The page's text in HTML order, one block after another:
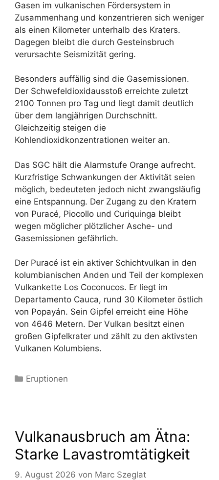
Gasen im vulkanischen Fördersystem in
Zusammenhang und konzentrieren sich weniger
als einen Kilometer unterhalb des Kraters.
Dagegen bleibt die durch Gesteinsbruch
verursachte Seismizität gering.
Besonders auffällig sind die Gasemissionen.
Der Schwefeldioxidausstoß erreichte zuletzt
2100 Tonnen pro Tag und liegt damit deutlich
über dem langjährigen Durchschnitt.
Gleichzeitig steigen die
Kohlendioxidkonzentrationen weiter an.
Das SGC hält die Alarmstufe Orange aufrecht.
Kurzfristige Schwankungen der Aktivität seien
möglich, bedeuteten jedoch nicht zwangsläufig
eine Entspannung. Der Zugang zu den Kratern
von Puracé, Piocollo und Curiquinga bleibt
wegen möglicher plötzlicher Asche- und
Gasemissionen gefährlich.
Der Puracé ist ein aktiver Schichtvulkan in den
kolumbianischen Anden und Teil der komplexen
Vulkankette Los Coconucos. Er liegt im
Departamento Cauca, rund 30 Kilometer östlich
von Popayán. Sein Gipfel erreicht eine Höhe
von 4646 Metern. Der Vulkan besitzt einen
großen Gipfelkrater und zählt zu den aktivsten
Vulkanen Kolumbiens.
Kategorien
Eruptionen
Vulkanausbruch am Ätna:
Starke Lavastromtätigkeit
9. August 2026 von Marc Szeglat